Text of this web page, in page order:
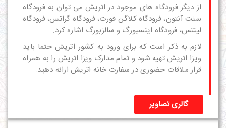
از دیگر فرودگاه های موجود در اتریش می توان به فرودگاه
سنت آنتون، فرودگاه کلاگن فورت، فرودگاه گراتس، فرودگاه
لینتس، فرودگاه اینسبورگ و سالزبورگ اشاره کرد.
لازم به ذکر است که برای ورود به کشور اتریش حتما باید
ویزا اتریش تهیه شود و تمام مدارک ویزا اتریشرا به همراه
قرار ملاقات حضوری در سفارت خانه اتریش ارائه دهید.
گالری تصاویر